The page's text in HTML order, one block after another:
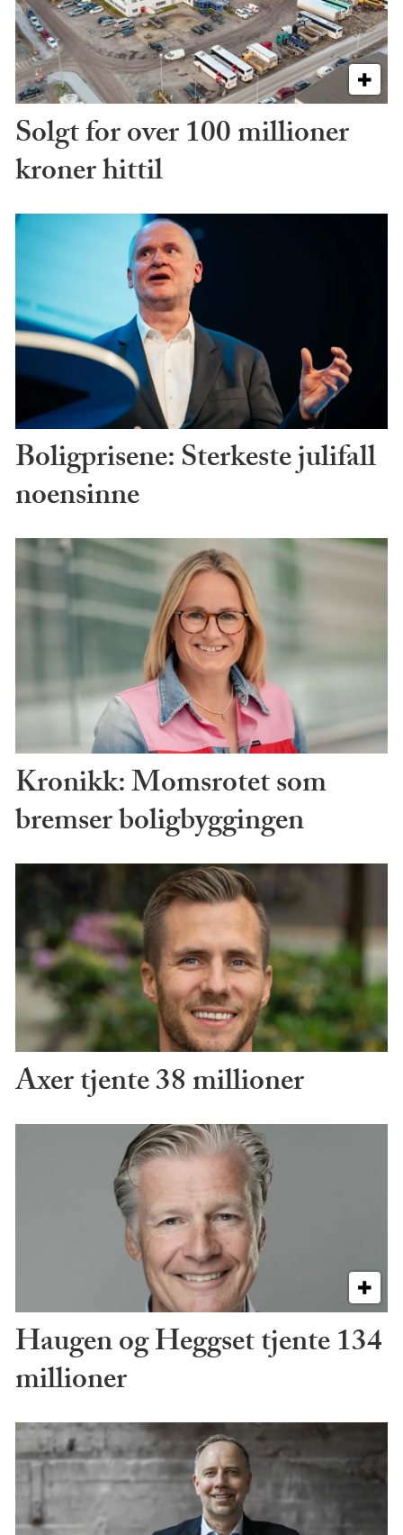
Solgt for over 100 millioner
kroner hittil
Boligprisene: Sterkeste julifall
noensinne
Kronikk: Momsrotet som
bremser boligbyggingen
Axer tjente 38 millioner
Haugen og Heggset tjente 134
millioner